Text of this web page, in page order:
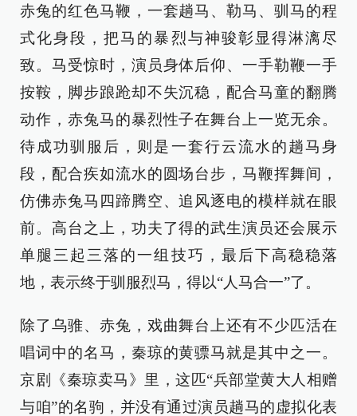
赤兔的红色马鞭，一套趟马、勒马、驯马的程
式化身段，把马的暴烈与神骏彰显得淋漓尽
致。马受惊时，演员身体后仰、一手勒鞭一手
按鞍，脚步踉跄却不失沉稳，配合马童的翻腾
动作，赤兔马的暴烈性子在舞台上一览无余。
待成功驯服后，则是一套行云流水的趟马身
段，配合疾如流水的圆场台步，马鞭挥舞间，
仿佛赤兔马四蹄腾空、追风逐电的模样就在眼
前。高台之上，功夫了得的武生演员还会展示
单腿三起三落的一组技巧，最后下高稳稳落
地，表示终于驯服烈马，得以“人马合一”了。
除了乌骓、赤兔，戏曲舞台上还有不少匹活在
唱词中的名马，秦琼的黄骠马就是其中之一。
京剧《秦琼卖马》里，这匹“兵部堂黄大人相赠
与咱”的名驹，并没有通过演员趟马的虚拟化表